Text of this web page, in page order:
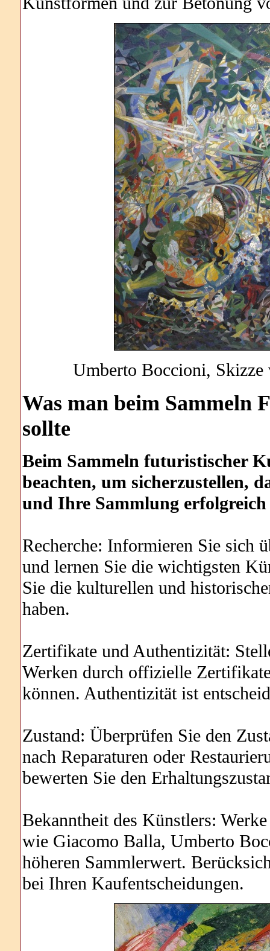
Umberto Boccioni,
Was manbeim Sammeln
sollte
Beim Sammeln futuristischer
beachten, um sicherzustellen,
und Ihre Sammlung
Recherche: Informieren Sie sich
und lernen Sie die wichtigsten
Sie die kulturellen und
haben.
Zertifikate und Authentizität:
Werken durch offizielle
können. Authentizität ist
Zustand: Überprüfen Sie den
nach Reparaturen oder
bewerten Sie den
Bekanntheit des Künstlers:
wie Giacomo Balla, Umberto
höheren Sammlerwert.
bei Ihren Kaufentscheidungen.